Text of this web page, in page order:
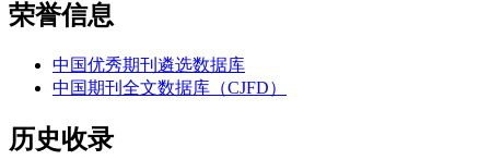
荣誉信息
中国优秀期刊遴选数据库
中国期刊全文数据库（CJFD）
历史收录